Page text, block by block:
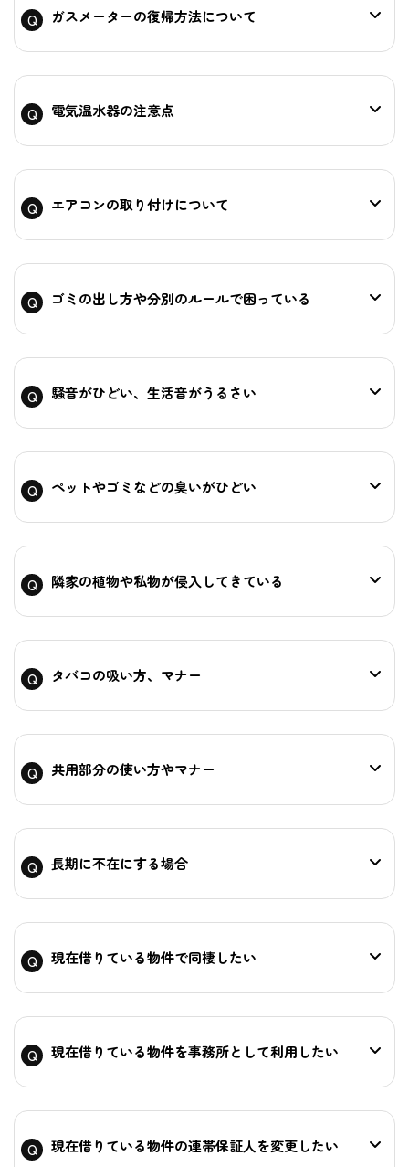
ガスメーターの復帰方法について
電気温水器の注意点
エアコンの取り付けについて
ゴミの出し方や分別のルールで困っている
騒音がひどい、生活音がうるさい
ペットやゴミなどの臭いがひどい
隣家の植物や私物が侵入してきている
タバコの吸い方、マナー
共用部分の使い方やマナー
長期に不在にする場合
現在借りている物件で同棲したい
現在借りている物件を事務所として利用したい
現在借りている物件の連帯保証人を変更したい